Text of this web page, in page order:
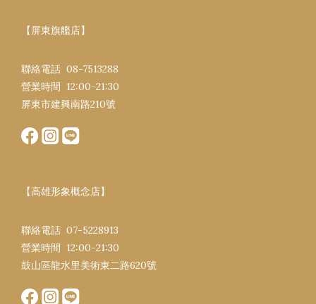
【屏東旗艦店】
聯絡電話 08-7513288
營業時間 12:00-21:30​
屏東市建興南路​210號
【高雄形象概念店】
聯絡電話 07-5228913
營業時間 12:00-21:30​
鼓山區龍水里美術東二路620號